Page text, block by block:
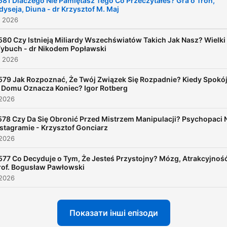
pieczeni na jednym ogniu.
możesz iść tą drogą razem
mną. Na co dzień
dla startup'u finansowego
swoje funkcjonowanie oraz
osobowość. W przeszłości
przedsiębiorca) i wieloletni
Diuna - dr Krzysztof M. Maj
2026
Czy Istnieją Miliardy Wszechświatów Takich Jak Nasz? Wielki
- dr Nikodem Popławski
2026
Jak Rozpoznać, Że Twój Związek Się Rozpadnie? Kiedy Spokój
Oznacza Koniec? Igor Rotberg
Czy Da Się Obronić Przed Mistrzem Manipulacji? Psychopaci
- Krzysztof Gonciarz
Co Decyduje o Tym, Że Jesteś Przystojny? Mózg,
Bogusław Pawłowski
Показати інші епізоди